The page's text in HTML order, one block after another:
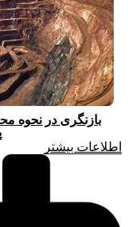
بازنگری در نحوه
اطلاعات بیشتر